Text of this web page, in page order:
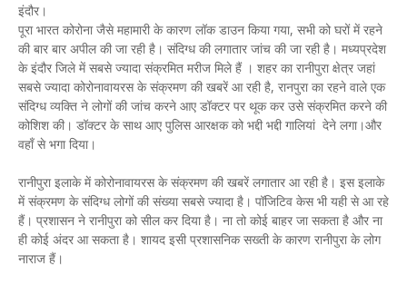
इंदौर।
पूरा भारत कोरोना जैसे महामारी के कारण लॉक डाउन किया गया, सभी को घरों में रहने
की बार बार अपील की जा रही है। संदिग्ध की लगातार जांच की जा रही है। मध्यप्रदेश
के इंदौर जिले में सबसे ज्यादा संक्रमित मरीज मिले हैं । शहर का रानीपुरा क्षेत्र जहां
सबसे ज्यादा कोरोनावायरस के संक्रमण की खबरें आ रही है, रानपुरा का रहने वाले एक
संदिग्ध व्यक्ति ने लोगों की जांच करने आए डॉक्टर पर थूक कर उसे संक्रमित करने की
कोशिश की। डॉक्टर के साथ आए पुलिस आरक्षक को भद्दी भद्दी गालियां देने लगा।और
वहाँ से भगा दिया।
रानीपुरा इलाके में कोरोनावायरस के संक्रमण की खबरें लगातार आ रही है। इस इलाके
में संक्रमण के संदिग्ध लोगों की संख्या सबसे ज्यादा है। पॉजिटिव केस भी यही से आ रहे
हैं। प्रशासन ने रानीपुरा को सील कर दिया है। ना तो कोई बाहर जा सकता है और ना
ही कोई अंदर आ सकता है। शायद इसी प्रशासनिक सख्ती के कारण रानीपुरा के लोग
नाराज हैं।